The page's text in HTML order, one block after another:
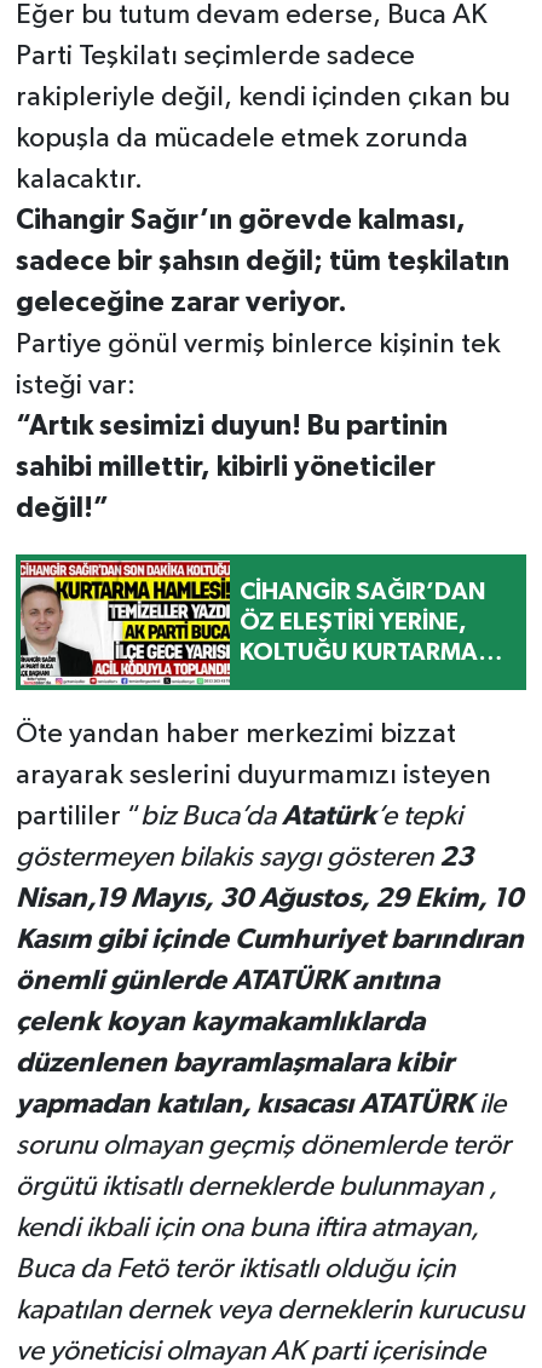
Eğer bu tutum devam ederse, Buca AK
Parti Teşkilatı seçimlerde sadece
rakipleriyle değil, kendi içinden çıkan bu
kopuşla da mücadele etmek zorunda
kalacaktır.
Cihangir Sağır’ın görevde kalması,
sadece bir şahsın değil; tüm teşkilatın
geleceğine zarar veriyor.
Partiye gönül vermiş binlerce kişinin tek
isteği var:
“Artık sesimizi duyun! Bu partinin
sahibi millettir, kibirli yöneticiler
değil!”
CİHANGİR SAĞIR’DAN
ÖZ ELEŞTİRİ YERİNE,
KOLTUĞU KURTARMA
Öte yandan haber merkezimi bizzat
arayarak seslerini duyurmamızı isteyen
partililer “biz Buca’daAtatürk’e tepki
göstermeyen bilakis saygı gösteren 23
Nisan,19 Mayıs, 30 Ağustos, 29 Ekim, 10
Kasım gibi içinde Cumhuriyet barındıran
önemli günlerde ATATÜRK anıtına
çelenk koyan kaymakamlıklarda
düzenlenen bayramlaşmalara kibir
yapmadan katılan, kısacası ATATÜRKile
sorunu olmayan geçmiş dönemlerde terör
örgütü iktisatlı derneklerde bulunmayan ,
kendi ikbali için ona buna iftira atmayan,
Buca da Fetö terör iktisatlı olduğu için
kapatılan dernek veya derneklerin kurucusu
ve yöneticisi olmayan AK parti içerisinde